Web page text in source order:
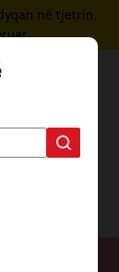
në tjetrin,